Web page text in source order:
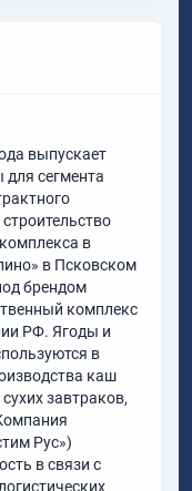
выпускает
сегмента
в
в Псковском
брендом
комплекс
РФ. Ягоды и
в
каш
завтраков,
Рус»)
в связи с